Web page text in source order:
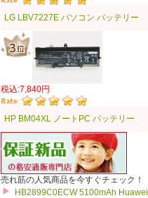
LG LBV7227E パソコン バッテリー
税込:7,840円
HP BM04XL ノートPC バッテリー
売れ筋の人気商品を今すぐチェック！
HB2899C0ECW 5100mAh Huawei